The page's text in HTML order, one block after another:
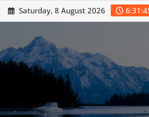
Skip
to
Saturday, 8 August 2026